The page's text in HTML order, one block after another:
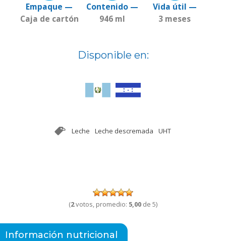
Empaque —
Caja de cartón
Contenido —
946 ml
Vida útil —
3 meses
Disponible en:
Leche Leche descremada UHT
(2votos, promedio: 5,00 de 5)
Información nutricional